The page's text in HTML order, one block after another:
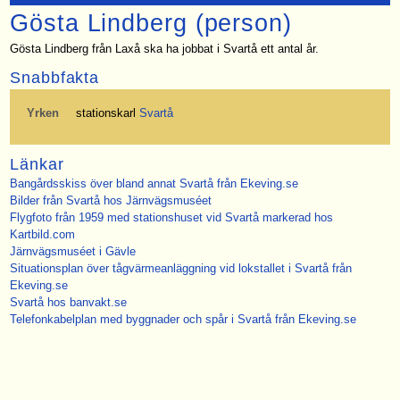
Gösta Lindberg (person)
Gösta Lindberg från Laxå ska ha jobbat i Svartå ett antal år.
Snabbfakta
Yrken stationskarl Svartå
Länkar
Bangårdsskiss över bland annat Svartå från Ekeving.se
Bilder från Svartå hos Järnvägsmuséet
Flygfoto från 1959 med stationshuset vid Svartå markerad hos
Kartbild.com
Järnvägsmuséet i Gävle
Situationsplan över tågvärmeanläggning vid lokstallet i Svartå från
Ekeving.se
Svartå hos banvakt.se
Telefonkabelplan med byggnader och spår i Svartå från Ekeving.se